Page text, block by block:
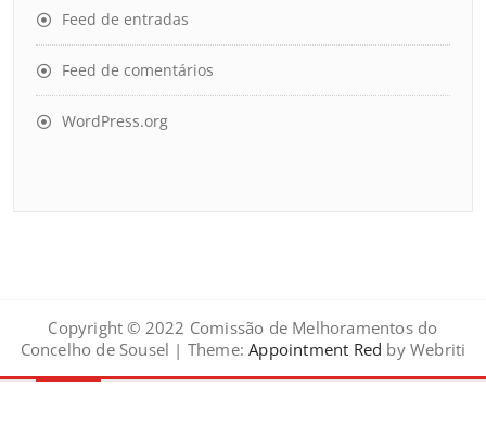
Feed de entradas
Feed de comentários
WordPress.org
Copyright © 2022 Comissão de Melhoramentos do
Concelho de Sousel | Theme: Appointment Red by Webriti